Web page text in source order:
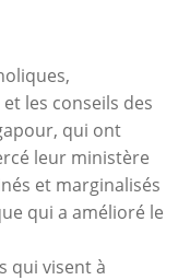
les conseils des
qui ont
leur ministère
et marginalisés
qui a amélioré le
qui visent à